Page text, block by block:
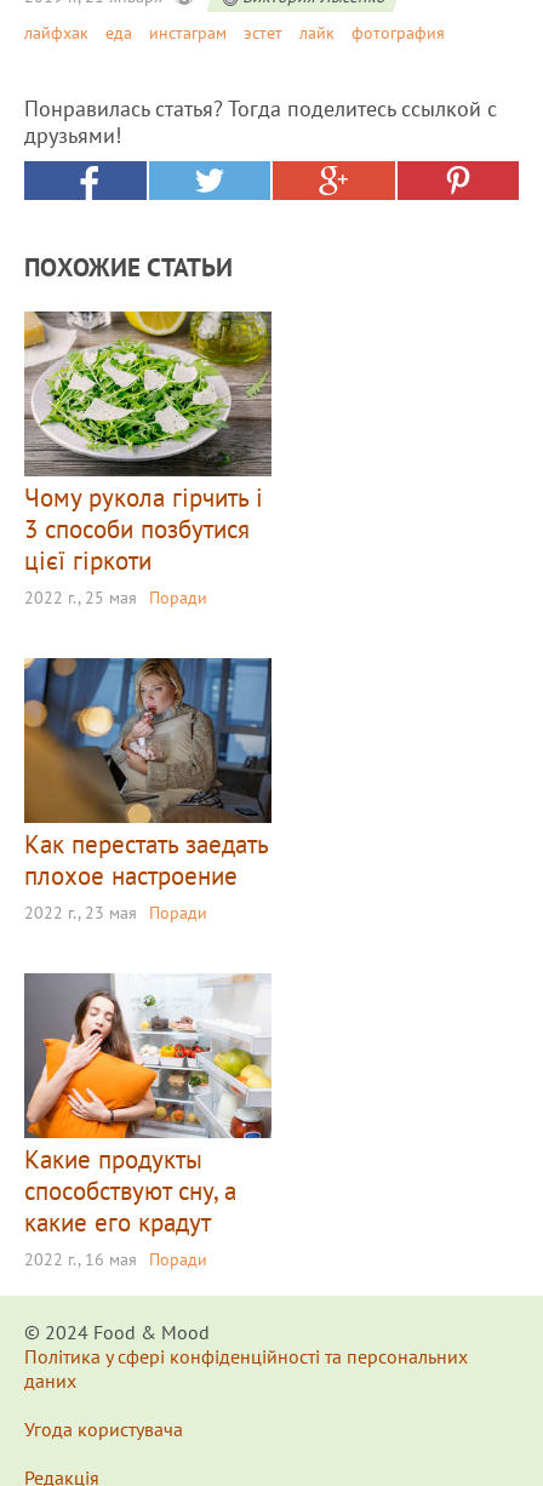
лайфхак
еда инстаграм эстет лайк фотография
Понравилась статья? Тогда поделитесь ссылкой с
друзьями!
ПОХОЖИЕ СТАТЬИ
Чому рукола гірчить і
3 способи позбутися
цієї гіркоти
2022 г., 25 мая Поради
Как перестать заедать
плохое настроение
2022 г., 23 мая Поради
Какие продукты
способствуют сну, а
какие его крадут
2022 г., 16 мая Поради
© 2024 Food & Мood
Політика у сфері конфіденційності та персональних
даних
Угода користувача
Редакція